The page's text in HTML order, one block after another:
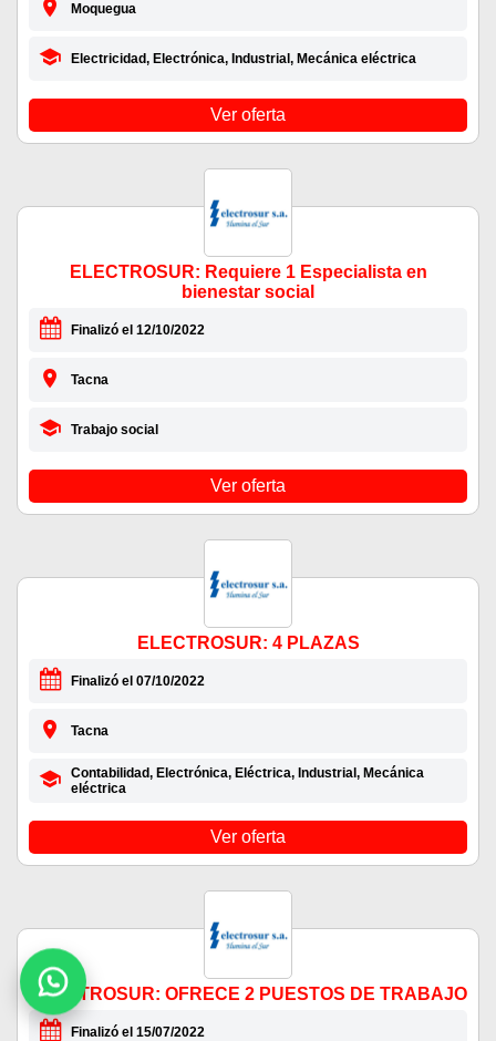
Moquegua
Electricidad, Electrónica, Industrial, Mecánica eléctrica
Ver oferta
ELECTROSUR: Requiere 1 Especialista en
bienestar social
Finalizó el 12/10/2022
Tacna
Trabajo social
Ver oferta
ELECTROSUR: 4 PLAZAS
Finalizó el 07/10/2022
Tacna
Contabilidad, Electrónica, Eléctrica, Industrial, Mecánica
eléctrica
Ver oferta
ELECTROSUR: OFRECE 2 PUESTOS DE TRABAJO
Finalizó el 15/07/2022